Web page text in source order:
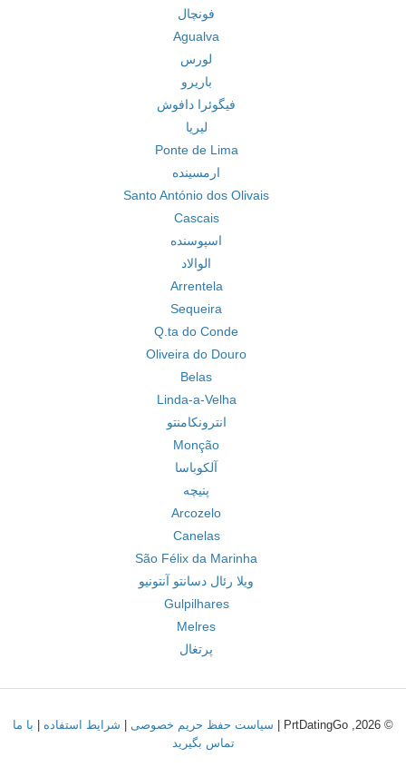
فونچال
Agualva
لورس
باریرو
فیگوئرا دافوش
لیریا
Ponte de Lima
ارمسینده
Santo António dos Olivais
Cascais
اسپوسنده
الوالاد
Arrentela
Sequeira
Q.ta do Conde
Oliveira do Douro
Belas
Linda-a-Velha
انترونکامنتو
Monção
آلکوباسا
پنیچه
Arcozelo
Canelas
São Félix da Marinha
ویلا رئال دسانتو آنتونیو
Gulpilhares
Melres
پرتغال
© 2026, PrtDatingGo | سیاست حفظ حریم خصوصی شرایط استفاده
با ما
تماس بگیرید